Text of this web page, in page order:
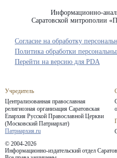
Информационно-
Саратовской митрополии
Учредитель
Централизованная православная
религиозная организация Саратовская
Епархия Русской Православной Церкви
(Московский Патриархат)
Патриархия.ru
© 2004-2026
Информационно-издательский отдел
Согласие на обработку
Политика обработки
Перейти на версию для PDA